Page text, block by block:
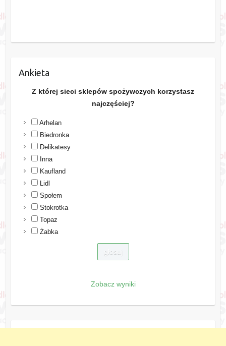
Ankieta
Z której sieci sklepów spożywczych korzystasz
najczęściej?
Arhelan
Biedronka
Delikatesy
Inna
Kaufland
Lidl
Społem
Stokrotka
Topaz
Żabka
Zobacz wyniki